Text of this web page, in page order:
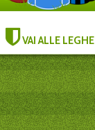
VAI ALLE LEGHE